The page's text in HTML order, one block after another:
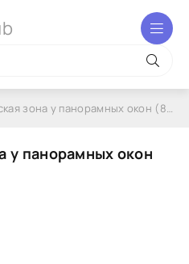
зона у панорамных окон (80 фото)
у панорамных окон